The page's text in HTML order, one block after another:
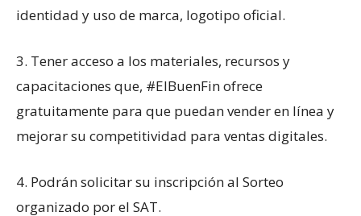
identidad y uso de marca, logotipo oficial.
3. Tener acceso a los materiales, recursos y
capacitaciones que, #ElBuenFin ofrece
gratuitamente para que puedan vender en línea y
mejorar su competitividad para ventas digitales.
4. Podrán solicitar su inscripción al Sorteo
organizado por el SAT.